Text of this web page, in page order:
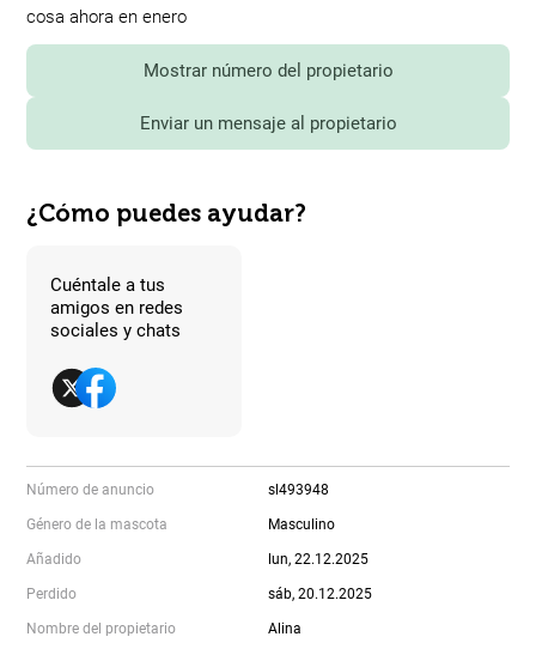
cosa ahora en enero
Mostrar número del propietario
Enviar un mensaje al propietario
¿Cómo puedes ayudar?
Cuéntale a tus
amigos en redes
sociales y chats
Número de anuncio sl493948
Género de la mascota Masculino
Añadido lun, 22.12.2025
Perdido sáb, 20.12.2025
Nombre del propietario Alina